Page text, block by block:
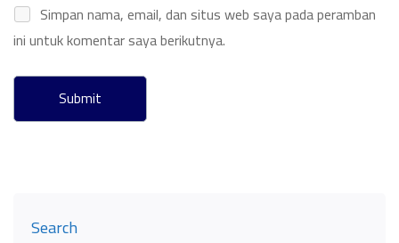
Search
Simpan nama, email, dan situs web saya pada peramban
ini untuk komentar saya berikutnya.